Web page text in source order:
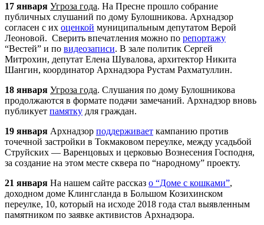
17 января Угроза года. На Пресне прошло собрание
публичных слушаний по дому Булошникова. Архнадзор
согласен с их оценкой муниципальным депутатом Верой
Леоновой. Сверить впечатления можно по репортажу
“Вестей” и по видеозаписи. В зале политик Сергей
Митрохин, депутат Елена Шувалова, архитектор Никита
Шангин, координатор Архнадзора Рустам Рахматуллин.
18 января Угроза года. Слушания по дому Булошникова
продолжаются в формате подачи замечаний. Архнадзор вновь
публикует памятку для граждан.
19 января Архнадзор поддерживает кампанию против
точечной застройки в Токмаковом переулке, между усадьбой
Струйских — Варенцовых и церковью Вознесения Господня,
за создание на этом месте сквера по “народному” проекту.
21 января На нашем сайте рассказ о “Доме с кошками”,
доходном доме Клингсланда в Большом Козихинском
переулке, 10, который на исходе 2018 года стал выявленным
памятником по заявке активистов Архнадзора.